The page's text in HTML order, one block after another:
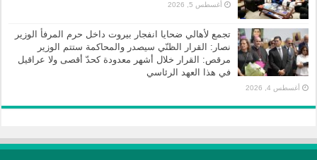
أغسطس 5, 2026
تجمع لأهالي ضحايا انفجار بيروت داخل حرم المرفأ الوزير
نصار: القرار الظنّي سيصدر والمحاكمة ستتم الوزير
مرقص: القرار خلال أشهر معدودة كحدّ أقصى ولا عراقيل
في هذا العهد الرئاسي
أغسطس 4, 2026